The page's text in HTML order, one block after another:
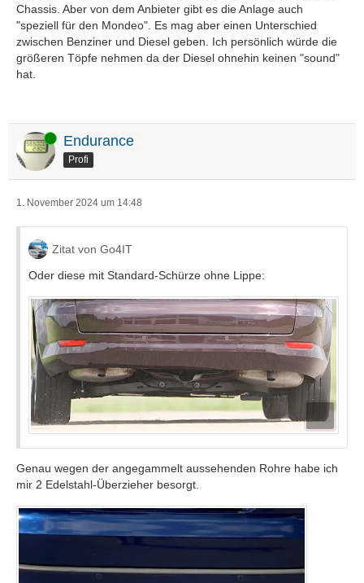
Chassis. Aber von dem Anbieter gibt es die Anlage auch
"speziell für den Mondeo". Es mag aber einen Unterschied
zwischen Benziner und Diesel geben. Ich persönlich würde die
größeren Töpfe nehmen da der Diesel ohnehin keinen "sound"
hat.
Online Endurance
Profi
1. November 2024 um 14:48
Zitat von Go4IT
Oder diese mit Standard-Schürze ohne Lippe:
Genau wegen der angegammelt aussehenden Rohre habe ich
mir 2 Edelstahl-Überzieher besorgt.